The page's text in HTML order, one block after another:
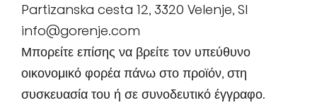
Partizanska cesta 12, 3320 Velenje, SI
info@gorenje.com
Μπορείτε επίσης να βρείτε τον υπεύθυνο
οικονομικό φορέα πάνω στο προϊόν, στη
συσκευασία του ή σε συνοδευτικό έγγραφο.